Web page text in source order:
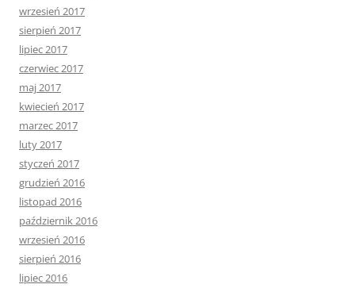
wrzesień 2017
sierpień 2017
lipiec 2017
czerwiec 2017
maj 2017
kwiecień 2017
marzec 2017
luty 2017
styczeń 2017
grudzień 2016
listopad 2016
październik 2016
wrzesień 2016
sierpień 2016
lipiec 2016